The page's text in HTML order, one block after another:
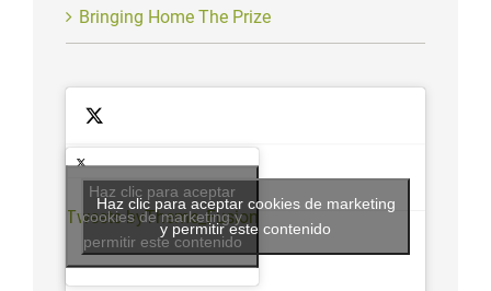
Bringing Home The Prize
Tweets byTheme_Fusion
Haz clic para aceptar
cookies de marketing y
permitir este contenido
Haz clic para aceptar cookies de marketing
y permitir este contenido